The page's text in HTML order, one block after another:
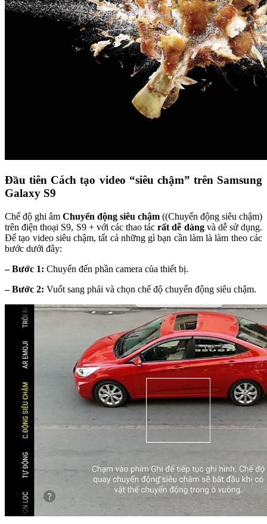
Đầu tiên Cách tạo video “siêu chậm” trên Samsung
Galaxy S9
Chế độ ghi âm Chuyển động siêu chậm ((Chuyển động siêu chậm)
trên điện thoại S9, S9 + với các thao tácrất dễ dàngvà dễ sử dụng.
Để tạo video siêu chậm, tất cả những gì bạn cần làm là làm theo các
bước dưới đây:
– Bước 1: Chuyển đến phần camera của thiết bị.
– Bước 2: Vuốt sang phải và chọn chế độ chuyển động siêu chậm.